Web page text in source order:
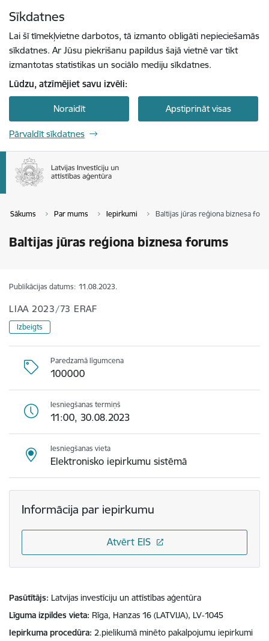
Sīkdatnes
Lai šī tīmekļvietne darbotos, tā izmanto obligāti nepieciešamās
sīkdatnes. Ar Jūsu piekrišanu papildus šajā vietnē var tikt
izmantotas statistikas un sociālo mediju sīkdatnes.
Lūdzu, atzīmējiet savu izvēli:
Noraidīt Apstiprināt visas
Pārvaldīt sīkdatnes
Sākums Par mums Iepirkumi Baltijas jūras reģiona biznesa
Baltijas jūras reģiona biznesa forums
Publikācijas datums: 11.08.2023.
LIAA 2023/73 ERAF
Izbeigts
Paredzamā līgumcena
100000
Iesniegšanas termiņš
11:00, 30.08.2023
Iesniegšanas vieta
Elektronisko iepirkumu sistēmā
Informācija par iepirkumu
Atvērt EIS
Pasūtītājs Latvijas investīciju un attīstības aģentūra
Līguma izpildes vieta Rīga, Hanzas 16 (LATVIJA), LV-1045
Iepirkuma procedūra 2.pielikumā minēto pakalpojumu iepirkumi